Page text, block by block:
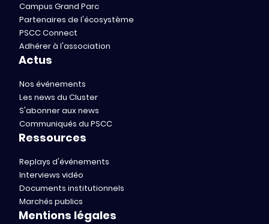
Campus Grand Parc
Partenaires de l'écosystème
PSCC Connect
Adhérer à l'association
Actus
Nos événements
Les news du Cluster
S'abonner aux news
Communiqués du PSCC
Ressources
Replays d'événements
Interviews vidéo
Documents institutionnels
Marchés publics
Mentions légales